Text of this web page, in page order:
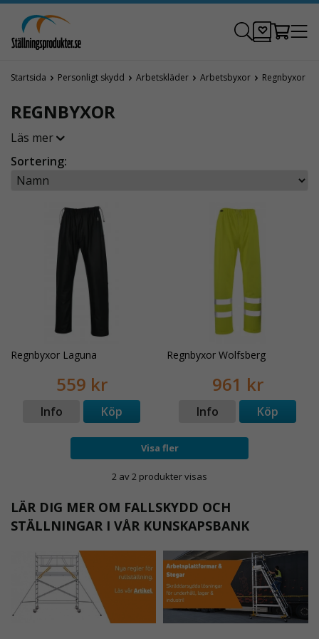
Startsida Personligt skydd Arbetskläder Arbetsbyxor Regnbyxor
REGNBYXOR
Läs mer
Sortering:
Regnbyxor Laguna
559 kr
Info Köp
Regnbyxor Wolfsberg
961 kr
Info Köp
Visa fler
2 av 2 produkter visas
LÄR DIG MER OM FALLSKYDD OCH
STÄLLNINGAR I VÅR KUNSKAPSBANK